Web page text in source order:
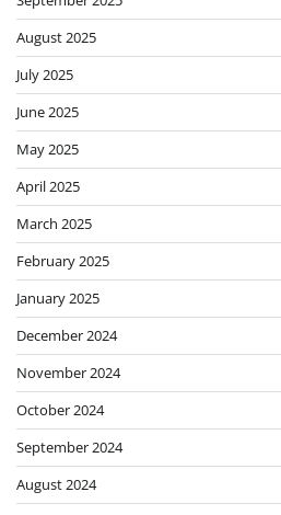
August 2025
July 2025
June 2025
May 2025
April 2025
March 2025
February 2025
January 2025
December 2024
November 2024
October 2024
September 2024
August 2024